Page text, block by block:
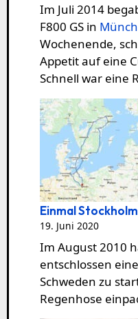
Im Juli 2014
F800 GS in
Wochenende,
Appetit auf eine
Schnell war eine
Einmal
19. Juni 2020
Im August 2010
entschlossen
Schweden zu
Regenhose